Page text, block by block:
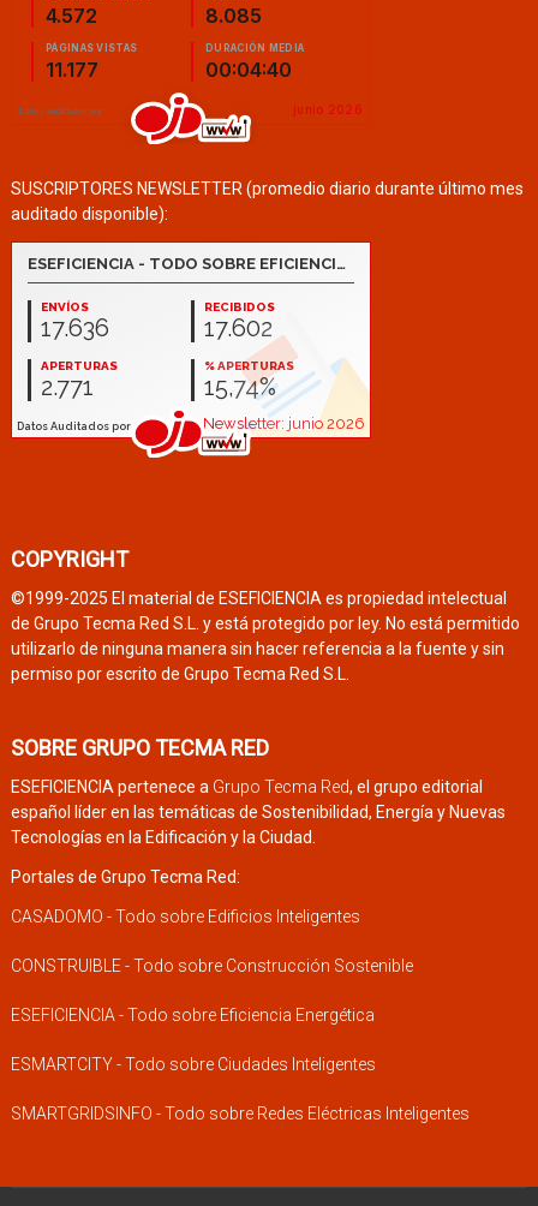
SUSCRIPTORES NEWSLETTER (promedio diario durante último mes
auditado disponible):
COPYRIGHT
©1999-2025 El material de ESEFICIENCIA es propiedad intelectual
de Grupo Tecma Red S.L. y está protegido por ley. No está permitido
utilizarlo de ninguna manera sin hacer referencia a la fuente y sin
permiso por escrito de Grupo Tecma Red S.L.
SOBRE GRUPO TECMA RED
ESEFICIENCIA pertenece a Grupo Tecma Red, el grupo editorial
español líder en las temáticas de Sostenibilidad, Energía y Nuevas
Tecnologías en la Edificación y la Ciudad.
Portales de Grupo Tecma Red:
CASADOMO - Todo sobre Edificios Inteligentes
CONSTRUIBLE - Todo sobre Construcción Sostenible
ESEFICIENCIA - Todo sobre Eficiencia Energética
ESMARTCITY - Todo sobre Ciudades Inteligentes
SMARTGRIDSINFO - Todo sobre Redes Eléctricas Inteligentes